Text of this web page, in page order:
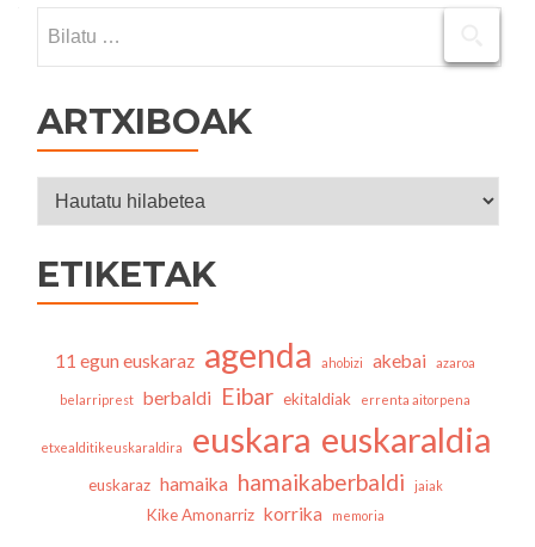
ARTXIBOAK
Artxiboak
ETIKETAK
11 egun euskaraz agenda ahobizi akebai azaroa
belarriprest berbaldi Eibar ekitaldiak errenta aitorpena
etxealditikeuskaraldira euskara euskaraldia
euskaraz hamaika hamaikaberbaldi jaiak
Kike Amonarriz korrika memoria